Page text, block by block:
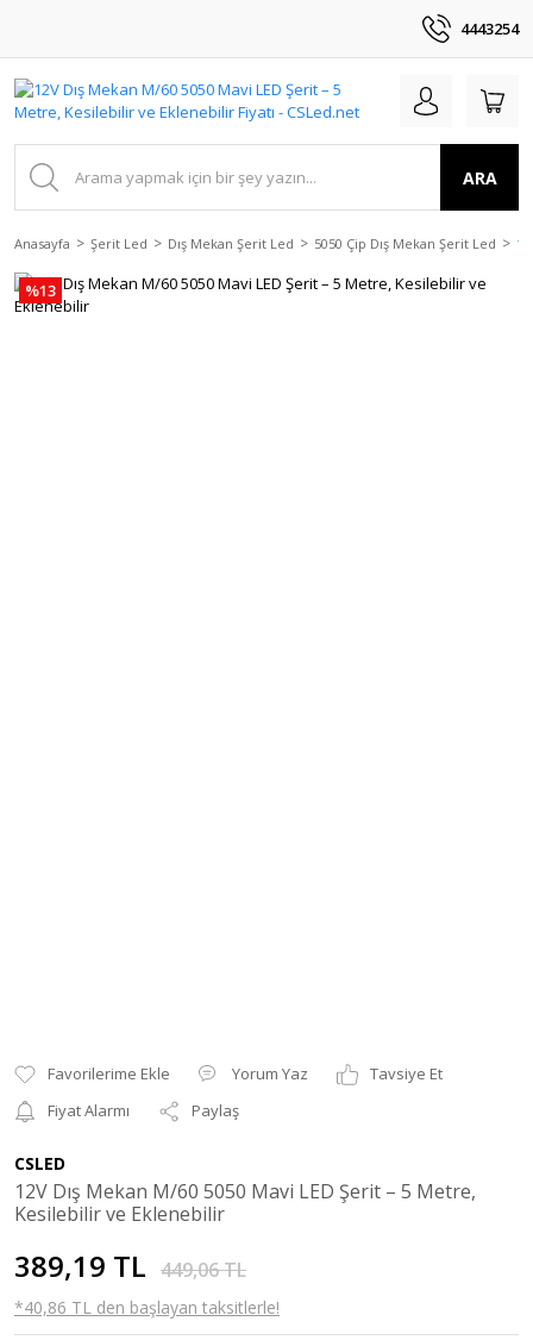
4443254
ARA
Anasayfa Şerit Led Dış Mekan Şerit Led 5050 Çip Dış Mekan Şerit Led
%13
Yorum Yaz
Tavsiye Et
Fiyat Alarmı
Paylaş
CSLED
12V Dış Mekan M/60 5050 Mavi LED Şerit – 5 Metre,
Kesilebilir ve Eklenebilir
389,19 TL 449,06 TL
*40,86 TL den başlayan taksitlerle!